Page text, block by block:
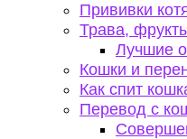
Прививки
Трава,
Лучшие
Кошки и
Как спит
Перевод с